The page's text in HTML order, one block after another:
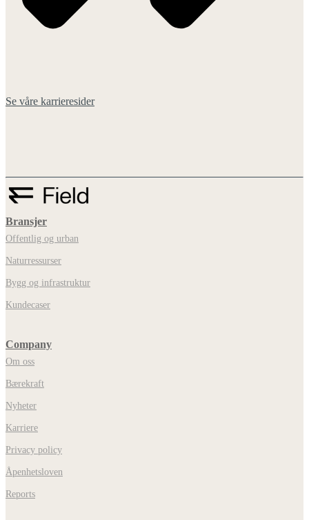
Se våre karrieresider
Bransjer
Offentlig og urban
Naturressurser
Bygg og infrastruktur
Kundecaser
Company
Om oss
Bærekraft
Nyheter
Karriere
Privacy policy
Åpenhetsloven
Reports